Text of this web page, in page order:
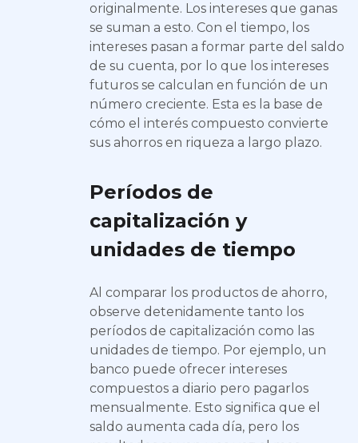
originalmente. Los intereses que ganas
se suman a esto. Con el tiempo, los
intereses pasan a formar parte del saldo
de su cuenta, por lo que los intereses
futuros se calculan en función de un
número creciente. Esta es la base de
cómo el interés compuesto convierte
sus ahorros en riqueza a largo plazo.
Períodos de
capitalización y
unidades de tiempo
Al comparar los productos de ahorro,
observe detenidamente tanto los
períodos de capitalización como las
unidades de tiempo. Por ejemplo, un
banco puede ofrecer intereses
compuestos a diario pero pagarlos
mensualmente. Esto significa que el
saldo aumenta cada día, pero los